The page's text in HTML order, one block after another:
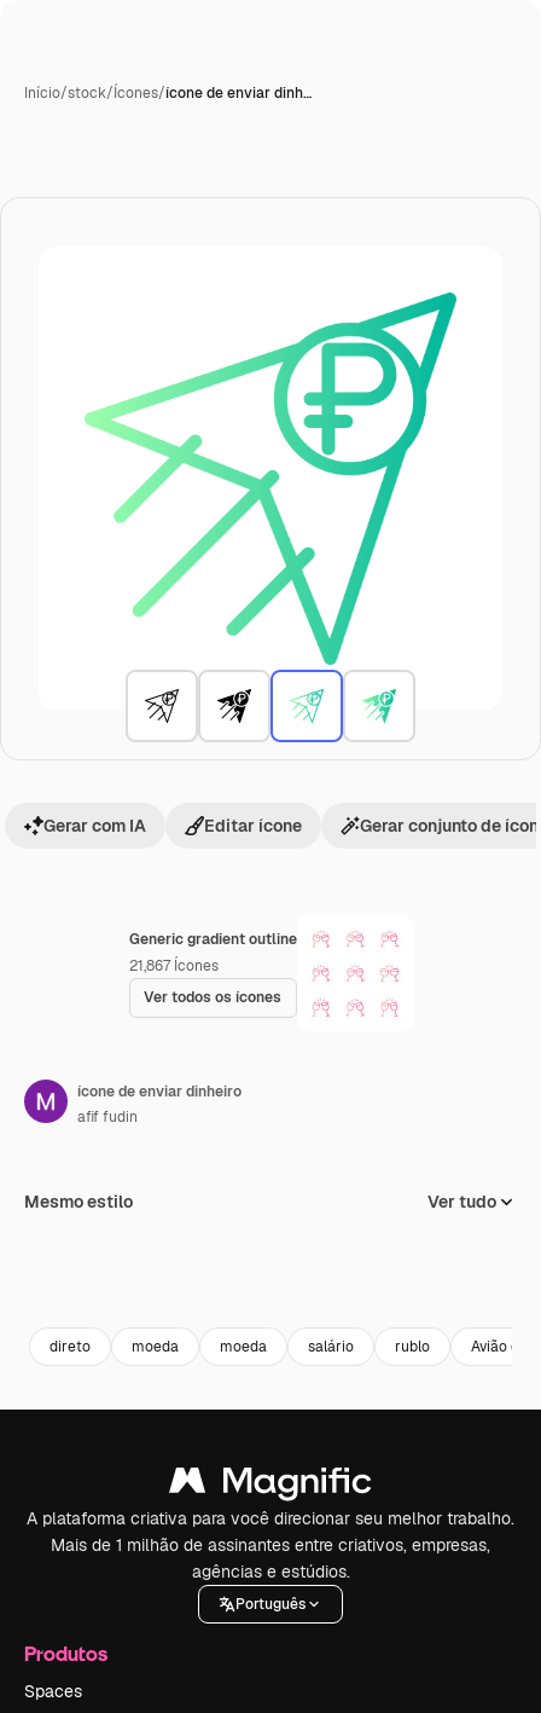
Início/stock/Ícones/ícone de enviar dinh…
Generic gradient outline
21,867 Ícones
Ver todos os ícones
Gerar com IA Editar ícone Gerar conjunto de
ícone de enviar dinheiro
afif fudin
Mesmo estilo Ver tudo
direto moeda moeda salário rublo Avião de
A plataforma criativa para você direcionar seu melhor trabalho.
Mais de 1 milhão de assinantes entre criativos, empresas,
agências e estúdios.
Português
Produtos
Spaces